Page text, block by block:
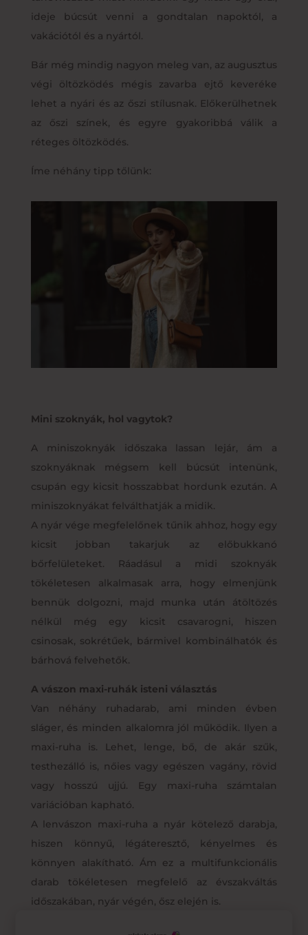
ideje búcsút venni a gondtalan napoktól, a
vakációtól és a nyártól.
Bár még mindig nagyon meleg van, az augusztus
végi öltözködés mégis zavarba ejtő keveréke
lehet a nyári és az őszi stílusnak. Előkerülhetnek
az őszi színek, és egyre gyakoribbá válik a
réteges öltözködés.
Íme néhány tipp tőlünk:
Mini szoknyák, hol vagytok?
A miniszoknyák időszaka lassan lejár, ám a
szoknyáknak mégsem kell búcsút intenünk,
csupán egy kicsit hosszabbat hordunk ezután. A
miniszoknyákat felválthatják a midik.
A nyár vége megfelelőnek tűnik ahhoz, hogy egy
kicsit jobban takarjuk az előbukkanó
bőrfelületeket. Ráadásul a midi szoknyák
tökéletesen alkalmasak arra, hogy elmenjünk
bennük dolgozni, majd munka után átöltözés
nélkül még egy kicsit csavarogni, hiszen
csinosak, sokrétűek, bármivel kombinálhatók és
bárhová felvehetők.
A vászon maxi-ruhák isteni választás
Van néhány ruhadarab, ami minden évben
sláger, és minden alkalomra jól működik. Ilyen a
maxi-ruha is. Lehet, lenge, bő, de akár szűk,
testhezálló is, nőies vagy egészen vagány, rövid
vagy hosszú ujjú. Egy maxi-ruha számtalan
variációban kapható.
A lenvászon maxi-ruha a nyár kötelező darabja,
hiszen könnyű, légáteresztő, kényelmes és
könnyen alakítható. Ám ez a multifunkcionális
darab tökéletesen megfelelő az évszakváltás
időszakában, nyár végén, ősz elején is.